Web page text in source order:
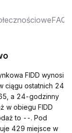
FAQ
FIDD wynosi
ciągu ostatnich 24
a 24-godzinny
w obiegu FIDD
to --. Pod
429 miejsce w